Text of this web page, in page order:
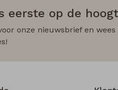
eerste op de
onze nieuwsbrief en